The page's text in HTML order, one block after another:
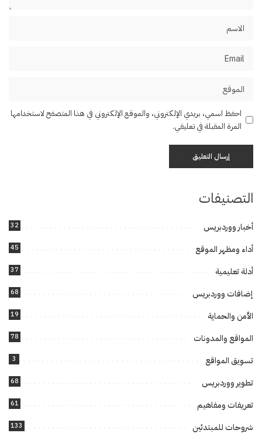
احفظ اسمي، بريدي الإلكتروني، والموقع الإلكتروني في هذا المتصفح لاستخدامها
المرة المقبلة في تعليقي.
التصنيفات
أخبار ووردبريس 32
أداء ومظهر الموقع 45
أدلة تعليمية 37
إضافات ووردبريس 68
الأمن والحماية 19
المواقع والمدونات 78
تسويق المواقع 3
تطوير ووردبريس 68
تعريفات ومفاهيم 61
شروحات للمبتدئين 133